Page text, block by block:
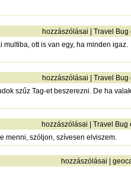
hozzászólásai Travel Bug
ott is van egy, ha minden igaz.
hozzászólásai Travel Bug
szűz Tag-et beszerezni. De ha
hozzászólásai Travel Bug
menni, szóljon, szívesen elviszem.
hozzászólásai